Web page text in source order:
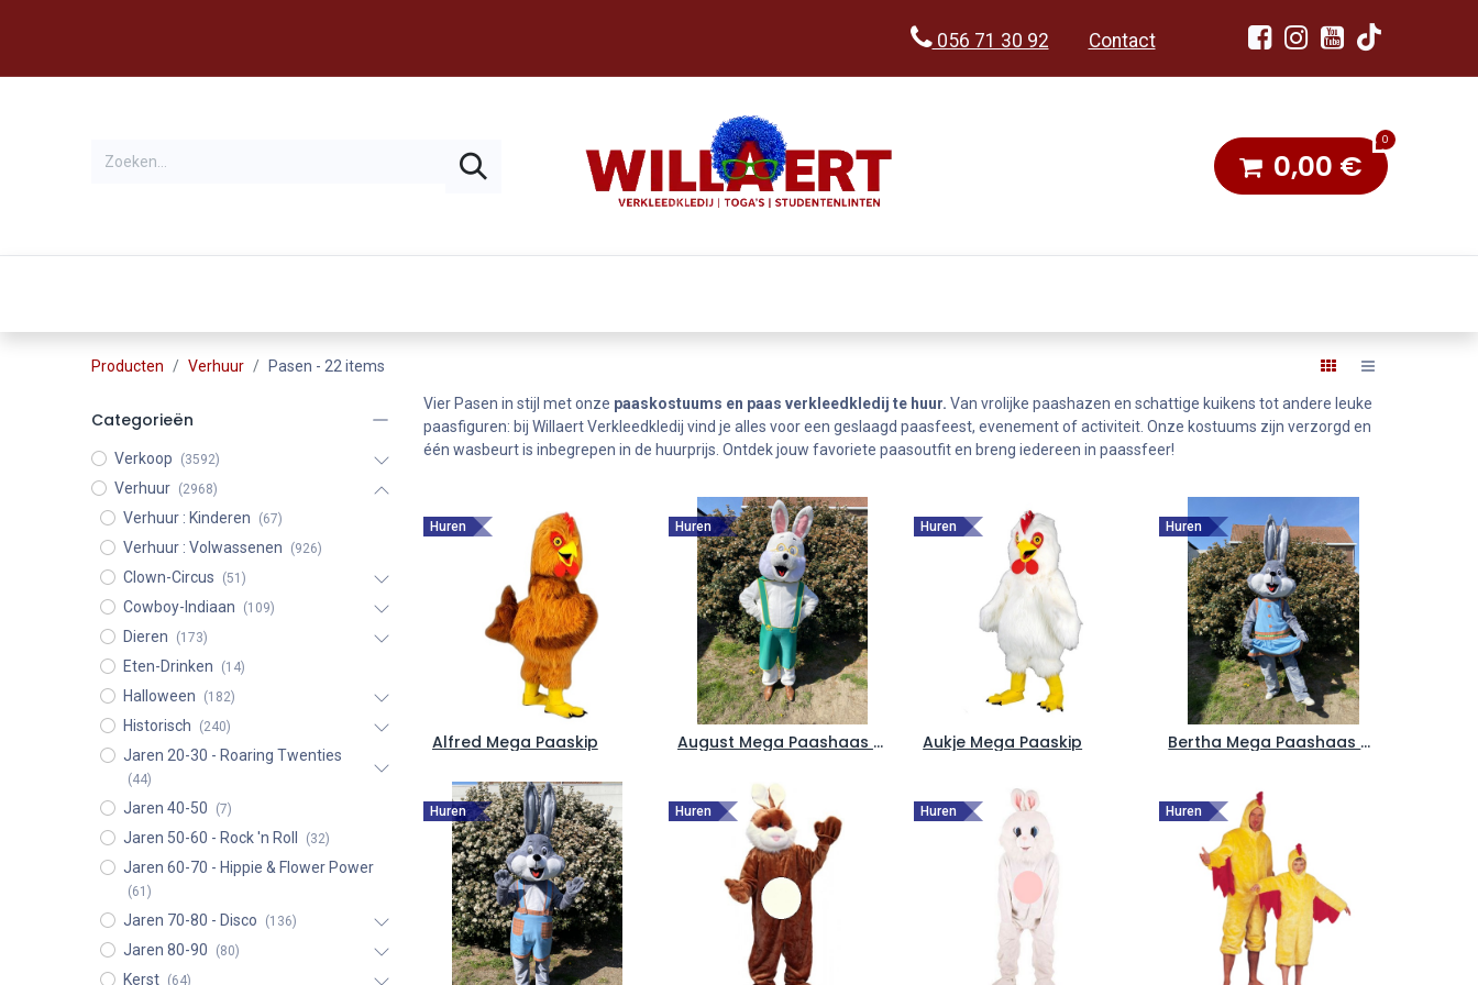
056 71 30 92 Contact
0
0,00 €
Producten Verhuur Pasen - 22 items
Categorieën
Verkoop (3592)
Verhuur (2968)
Verhuur : Kinderen (67)
Verhuur : Volwassenen (926)
Clown-Circus (51)
Cowboy-Indiaan (109)
Dieren (173)
Eten-Drinken (14)
Halloween (182)
Historisch (240)
Jaren 20-30 - Roaring Twenties
(44)
Jaren 40-50 (7)
Jaren 50-60 - Rock 'n Roll (32)
Jaren 60-70 - Hippie & Flower Power
(61)
Jaren 70-80 - Disco (136)
Jaren 80-90 (80)
Kerst (64)
Vier Pasen in stijl met onze paaskostuums en paas verkleedkledij te huur. Van vrolijke paashazen en schattige kuikens tot andere leuke
paasfiguren: bij Willaert Verkleedkledij vind je alles voor een geslaagd paasfeest, evenement of activiteit. Onze kostuums zijn verzorgd en
één wasbeurt is inbegrepen in de huurprijs. Ontdek jouw favoriete paasoutfit en breng iedereen in paassfeer!
Huren
Alfred Mega Paaskip
Huren
August Mega Paashaas - Paaskonijn
Huren
Aukje Mega Paaskip
Huren
Bertha Mega Paashaas - Paaskonijn
Huren Huren Huren Huren